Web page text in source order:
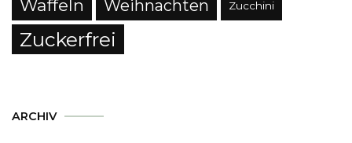
Waffeln Weihnachten Zucchini
Zuckerfrei
ARCHIV